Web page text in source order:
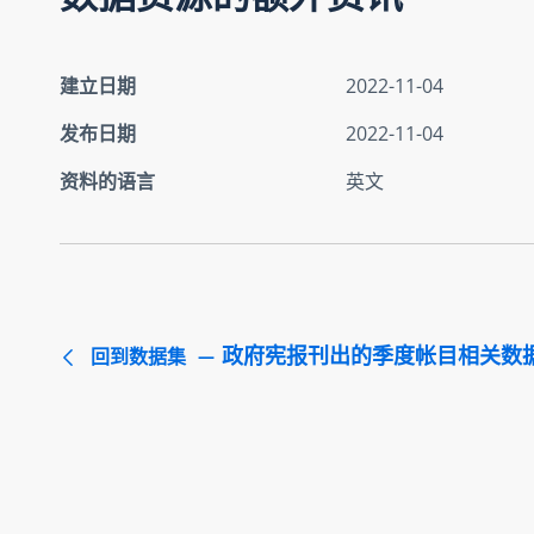
建立日期
2022-11-04
发布日期
2022-11-04
资料的语言
英文
回到数据集 政府宪报刊出的季度帐目相关数